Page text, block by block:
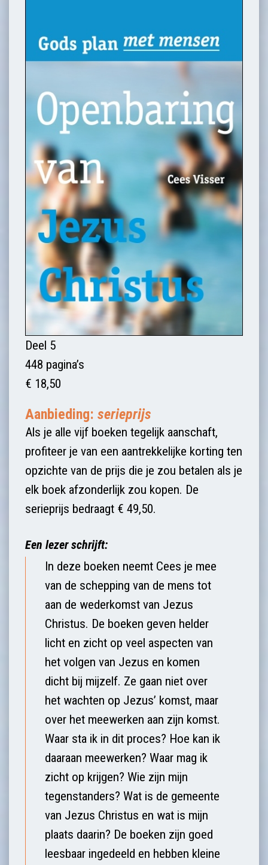
Deel 5
448 pagina’s
€ 18,50
Aanbieding: serieprijs
Als je alle vijf boeken tegelijk aanschaft,
profiteer je van een aantrekkelijke korting ten
opzichte van de prijs die je zou betalen als je
elk boek afzonderlijk zou kopen. De
serieprijs bedraagt € 49,50.
Een lezer schrijft:
In deze boeken neemt Cees je mee
van de schepping van de mens tot
aan de wederkomst van Jezus
Christus. De boeken geven helder
licht en zicht op veel aspecten van
het volgen van Jezus en komen
dicht bij mijzelf. Ze gaan niet over
het wachten op Jezus’ komst, maar
over het meewerken aan zijn komst.
Waar sta ik in dit proces? Hoe kan ik
daaraan meewerken? Waar mag ik
zicht op krijgen? Wie zijn mijn
tegenstanders? Wat is de gemeente
van Jezus Christus en wat is mijn
plaats daarin? De boeken zijn goed
leesbaar ingedeeld en hebben kleine